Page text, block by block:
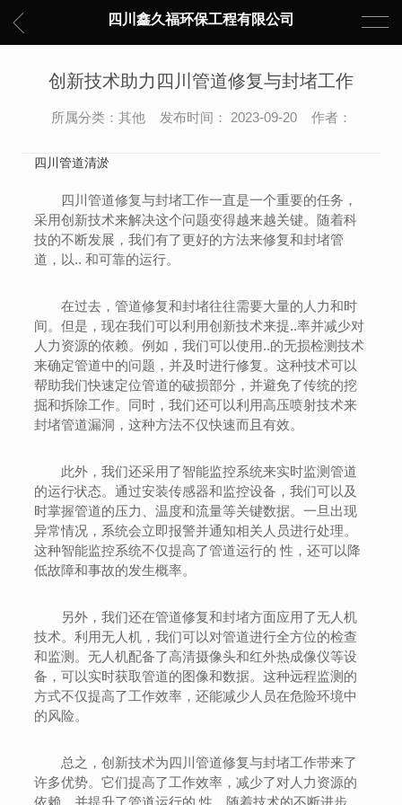
四川鑫久福环保工程有限公司
创新技术助力四川管道修复与封堵工作
所属分类：其他 发布时间： 2023-09-20 作者：
四川管道清淤
四川管道修复与封堵工作一直是一个重要的任务，
采用创新技术来解决这个问题变得越来越关键。随着科
技的不断发展，我们有了更好的方法来修复和封堵管
道，以.. 和可靠的运行。
在过去，管道修复和封堵往往需要大量的人力和时
间。但是，现在我们可以利用创新技术来提..率并减少对
人力资源的依赖。例如，我们可以使用..的无损检测技术
来确定管道中的问题，并及时进行修复。这种技术可以
帮助我们快速定位管道的破损部分，并避免了传统的挖
掘和拆除工作。同时，我们还可以利用高压喷射技术来
封堵管道漏洞，这种方法不仅快速而且有效。
此外，我们还采用了智能监控系统来实时监测管道
的运行状态。通过安装传感器和监控设备，我们可以及
时掌握管道的压力、温度和流量等关键数据。一旦出现
异常情况，系统会立即报警并通知相关人员进行处理。
这种智能监控系统不仅提高了管道运行的 性，还可以降
低故障和事故的发生概率。
另外，我们还在管道修复和封堵方面应用了无人机
技术。利用无人机，我们可以对管道进行全方位的检查
和监测。无人机配备了高清摄像头和红外热成像仪等设
备，可以实时获取管道的图像和数据。这种远程监测的
方式不仅提高了工作效率，还能减少人员在危险环境中
的风险。
总之，创新技术为四川管道修复与封堵工作带来了
许多优势。它们提高了工作效率，减少了对人力资源的
依赖，并提升了管道运行的 性。随着技术的不断进步，